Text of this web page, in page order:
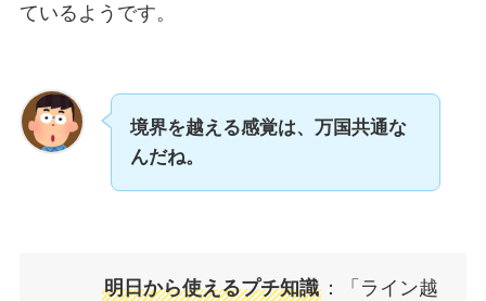
ているようです。
境界を越える感覚は、万国共通な
んだね。
明日から使えるプチ知識 ：「ライン越